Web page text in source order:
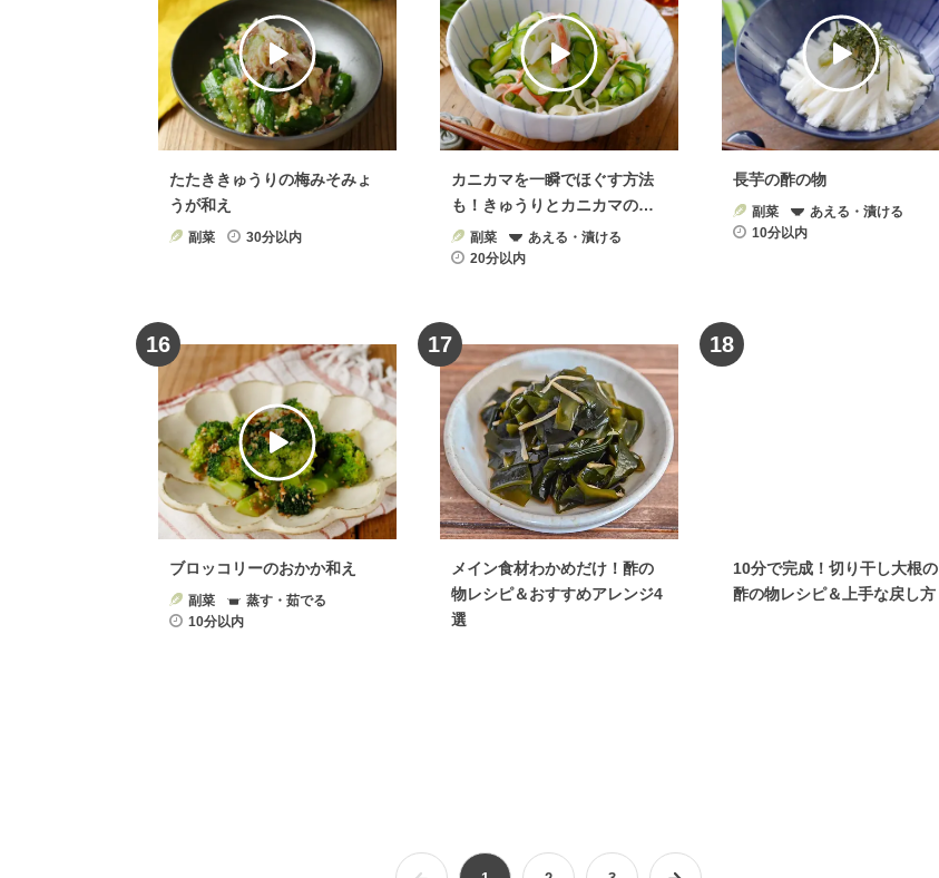
たたききゅうりの梅みそみょ
うが和え
副菜 30分以内
カニカマを一瞬でほぐす方法
も！きゅうりとカニカマの酢
の物副菜
あえる・漬ける
20分以内
長芋の酢の物
副菜
あえる・漬ける
10分以内
16
ブロッコリーのおかか和え
副菜
蒸す・茹でる
10分以内
17
メイン食材わかめだけ！酢の
物レシピ＆おすすめアレンジ4
選
18
10分で完成！切り干し大根の
酢の物レシピ＆上手な戻し方